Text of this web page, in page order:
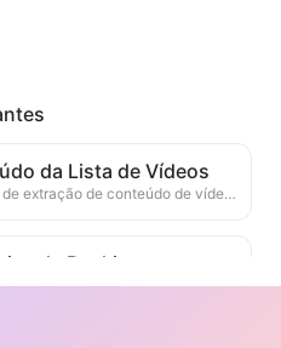
da Lista de Vídeos
Uma ferramenta eficiente de extração de conteúdo de vídeo da web, capaz de escanear rapidamente páginas da web e organizar as informações de vídeo em uma tabela Markdown estruturada.
de Rankings
Analisa os dados de rankings da página atual e gera relatórios de tendências. Identifica categorias populares, tipos de produtos em rápida ascensão e tecnologias emergentes. Fornece insights de mercado em tempo real para ajudar a entender as últimas tendências de produtos e movimentos de mercado.